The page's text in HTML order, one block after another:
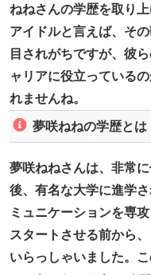
ねねさんの学歴を取り
アイドルと言えば、そ
目されがちですが、彼
ャリアに役立っている
れませんね。
夢咲ねねの学歴とは
夢咲ねねさんは、非常
後、有名な大学に進学
ミュニケーションを専
スタートさせる前から
いらっしゃいました。